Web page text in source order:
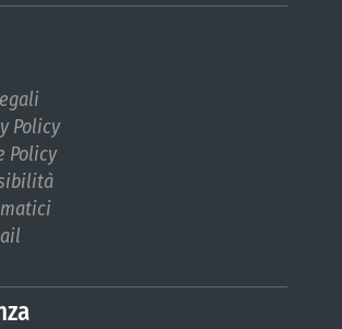
Policy
Policy